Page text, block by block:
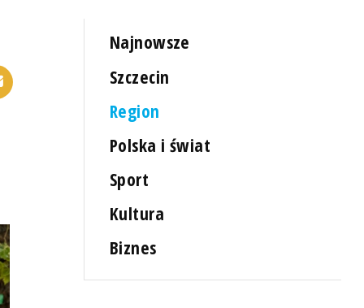
Najnowsze
Szczecin
Region
Polska i świat
Sport
Kultura
Biznes